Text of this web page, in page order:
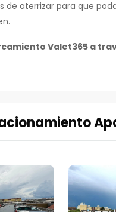
de aterrizar para que
Valet365 a